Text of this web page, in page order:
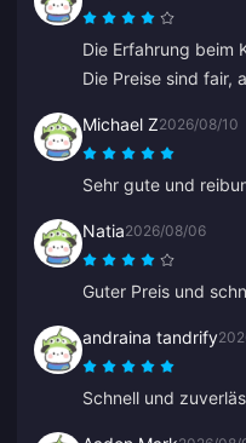
Die Erfahrung beim
Die Preise sind fair,
schlechte Wahl, nur
Michael Z2026/08/10
Sehr gute und
Natia2026/08/06
Guter Preis und
andraina tandrify
Schnell und